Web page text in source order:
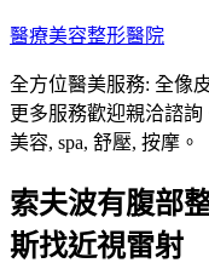
跳
主
要
內
醫療美容整形醫院
全方位醫美服務: 全像
更多服務歡迎親洽諮
美容, spa, 舒壓, 按摩。
索夫波有腹部
斯找近視雷射